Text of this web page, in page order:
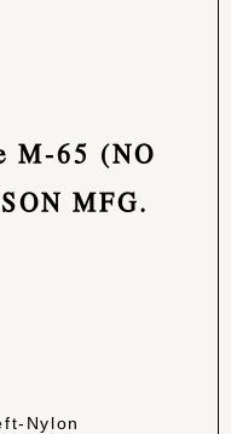
M-65 (NO
MFG.
Nylon